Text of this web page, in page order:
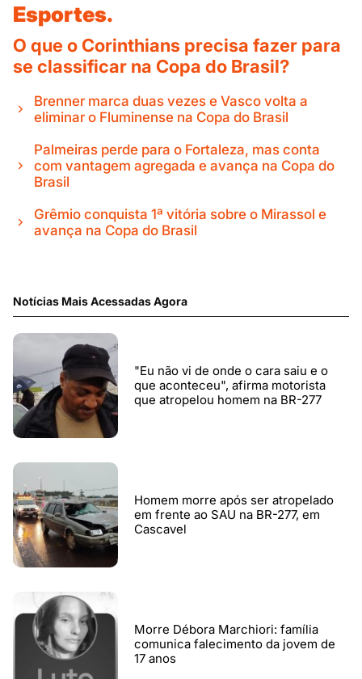
Esportes.
O que o Corinthians precisa fazer para
se classificar na Copa do Brasil?
Brenner marca duas vezes e Vasco volta a
eliminar o Fluminense na Copa do Brasil
Palmeiras perde para o Fortaleza, mas conta
com vantagem agregada e avança na Copa do
Brasil
Grêmio conquista 1ª vitória sobre o Mirassol e
avança na Copa do Brasil
Notícias Mais Acessadas Agora
"Eu não vi de onde o cara saiu e o
que aconteceu", afirma motorista
que atropelou homem na BR-277
Homem morre após ser atropelado
em frente ao SAU na BR-277, em
Cascavel
Morre Débora Marchiori: família
comunica falecimento da jovem de
17 anos